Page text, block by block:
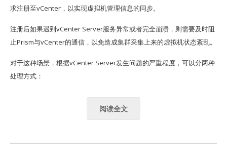
求注册至vCenter，以实现虚拟机管理信息的同步。
注册后如果遇到vCenter Server服务异常或者完全崩溃，则需要及时阻
止Prism与vCenter的通信，以免造成集群采集上来的虚拟机状态紊乱。
对于这种场景，根据vCenter Server发生问题的严重程度，可以分两种
处理方式：
阅读全文